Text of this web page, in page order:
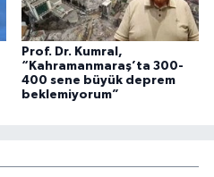
Prof. Dr. Kumral,
“Kahramanmaraş’ta 300-
400 sene büyük deprem
beklemiyorum”